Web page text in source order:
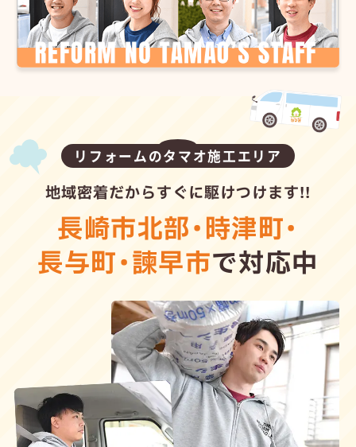
リフォームのタマオ施工エリア
地域密着だからすぐに駆けつけます!!
長崎市北部・時津町・
長与町・諫早市で対応中